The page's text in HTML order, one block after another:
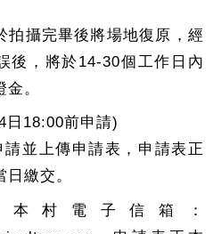
拍攝完畢後將場地復原，經
後，將於14-30個工作日內
。
日18:00前申請)
並上傳申請表，申請表正
繳交。
村電子信箱：